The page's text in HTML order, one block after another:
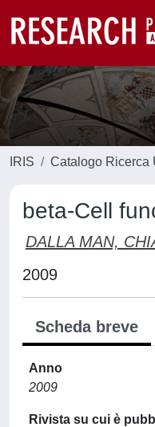
IRIS Catalogo Ricerca
beta-Cell
DALLA MAN,
2009
Scheda breve
Anno
2009
Rivista su cui è